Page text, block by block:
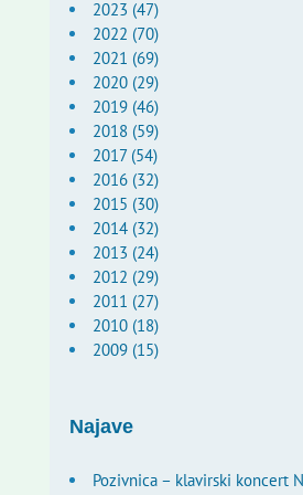
2023 (47)
2022 (70)
2021 (69)
2020 (29)
2019 (46)
2018 (59)
2017 (54)
2016 (32)
2015 (30)
2014 (32)
2013 (24)
2012 (29)
2011 (27)
2010 (18)
2009 (15)
Najave
Pozivnica – klavirski koncert